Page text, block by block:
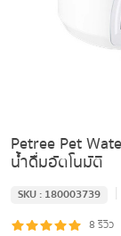
Petree Pet
น้ำดื่มอัตโนมัติ
SKU : 180003739 |
8 รีวิว